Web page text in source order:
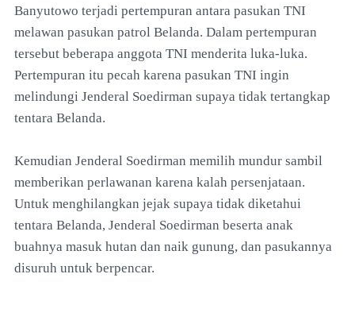
Banyutowo terjadi pertempuran antara pasukan TNI
melawan pasukan patrol Belanda. Dalam pertempuran
tersebut beberapa anggota TNI menderita luka-luka.
Pertempuran itu pecah karena pasukan TNI ingin
melindungi Jenderal Soedirman supaya tidak tertangkap
tentara Belanda.
Kemudian Jenderal Soedirman memilih mundur sambil
memberikan perlawanan karena kalah persenjataan.
Untuk menghilangkan jejak supaya tidak diketahui
tentara Belanda, Jenderal Soedirman beserta anak
buahnya masuk hutan dan naik gunung, dan pasukannya
disuruh untuk berpencar.